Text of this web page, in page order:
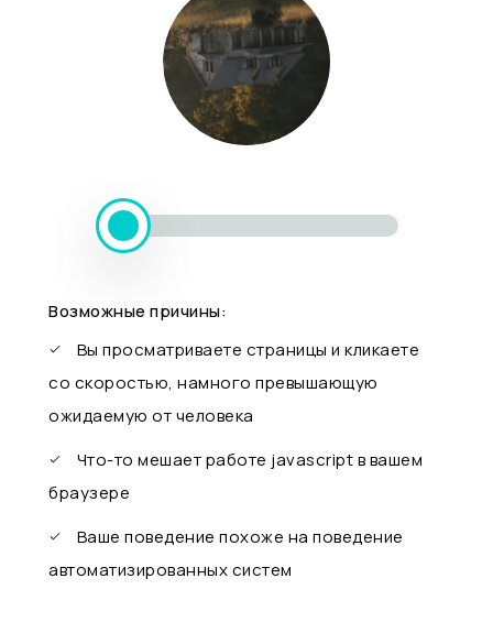
Возможные причины:
Вы просматриваете страницы и кликаете
со скоростью, намного превышающую
ожидаемую от человека
Что-то мешает работе javascript в вашем
браузере
Ваше поведение похоже на поведение
автоматизированных систем